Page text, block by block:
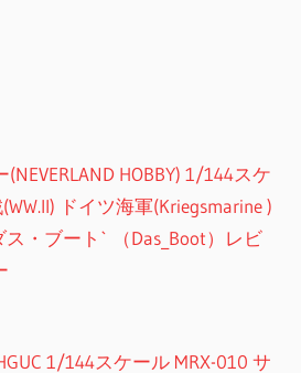
HOBBY) 1/144スケ
ドイツ海軍(Kriegsmarine )
ス・ブート` （Das_Boot）レビ
1/144スケール MRX-010 サ